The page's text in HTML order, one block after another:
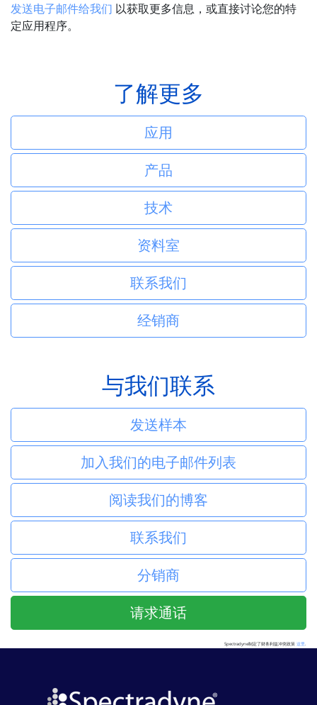
发送电子邮件给我们 以获取更多信息，或直接讨论您的特
定应用程序。
了解更多
应用
产品
技术
资料室
联系我们
经销商
与我们联系
发送样本
加入我们的电子邮件列表
阅读我们的博客
联系我们
分销商
请求通话
Spectradyne制定了财务利益冲突政策 这里.